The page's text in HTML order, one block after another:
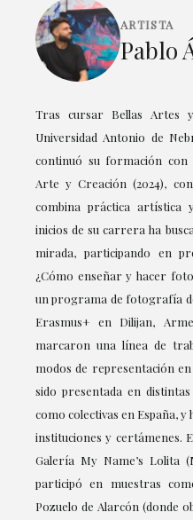
ARTISTA
Pablo
Tras cursar Bellas Artes
Universidad Antonio de
continuó su formación
Arte y Creación (2024),
combina práctica artística
inicios de su carrera ha
mirada, participando en
¿Cómo enseñar y hacer
un programa de fotografía
Erasmus+ en Dilijan,
marcaron una línea de
modos de representación
sido presentada en
como colectivas en España,
instituciones y certámenes.
Galería My Name’s Lolita
participó en muestras
Pozuelo de Alarcón (donde